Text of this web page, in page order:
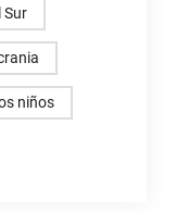
Sur
niños